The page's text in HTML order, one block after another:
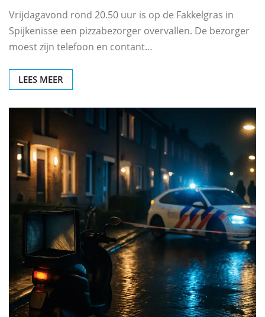
Vrijdagavond rond 20.50 uur is op de Fakkelgras in
Spijkenisse een pizzabezorger overvallen. De bezorger
moest zijn telefoon en contant…
LEES MEER